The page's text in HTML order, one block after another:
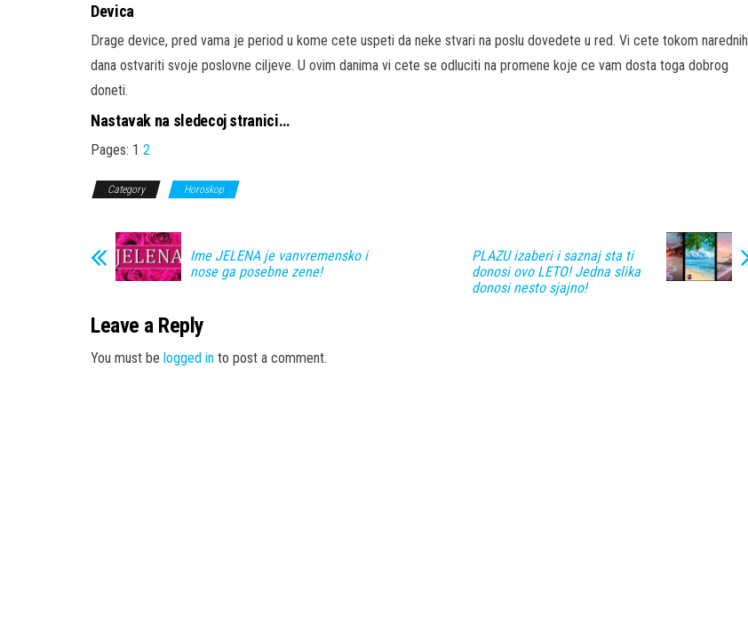
Devica
Drage device, pred vama je period u kome cete uspeti da neke stvari na poslu dovedete u red. Vi cete tokom narednih
dana ostvariti svoje poslovne ciljeve. U ovim danima vi cete se odluciti na promene koje ce vam dosta toga dobrog
doneti.
Nastavak na sledecoj stranici…
Pages: 1 2
Category Horoskop
Ime JELENA je vanvremensko i
nose ga posebne zene!
PLAZU izaberi i saznaj sta ti
donosi ovo LETO! Jedna slika
donosi nesto sjajno!
Leave a Reply
You must be logged in to post a comment.